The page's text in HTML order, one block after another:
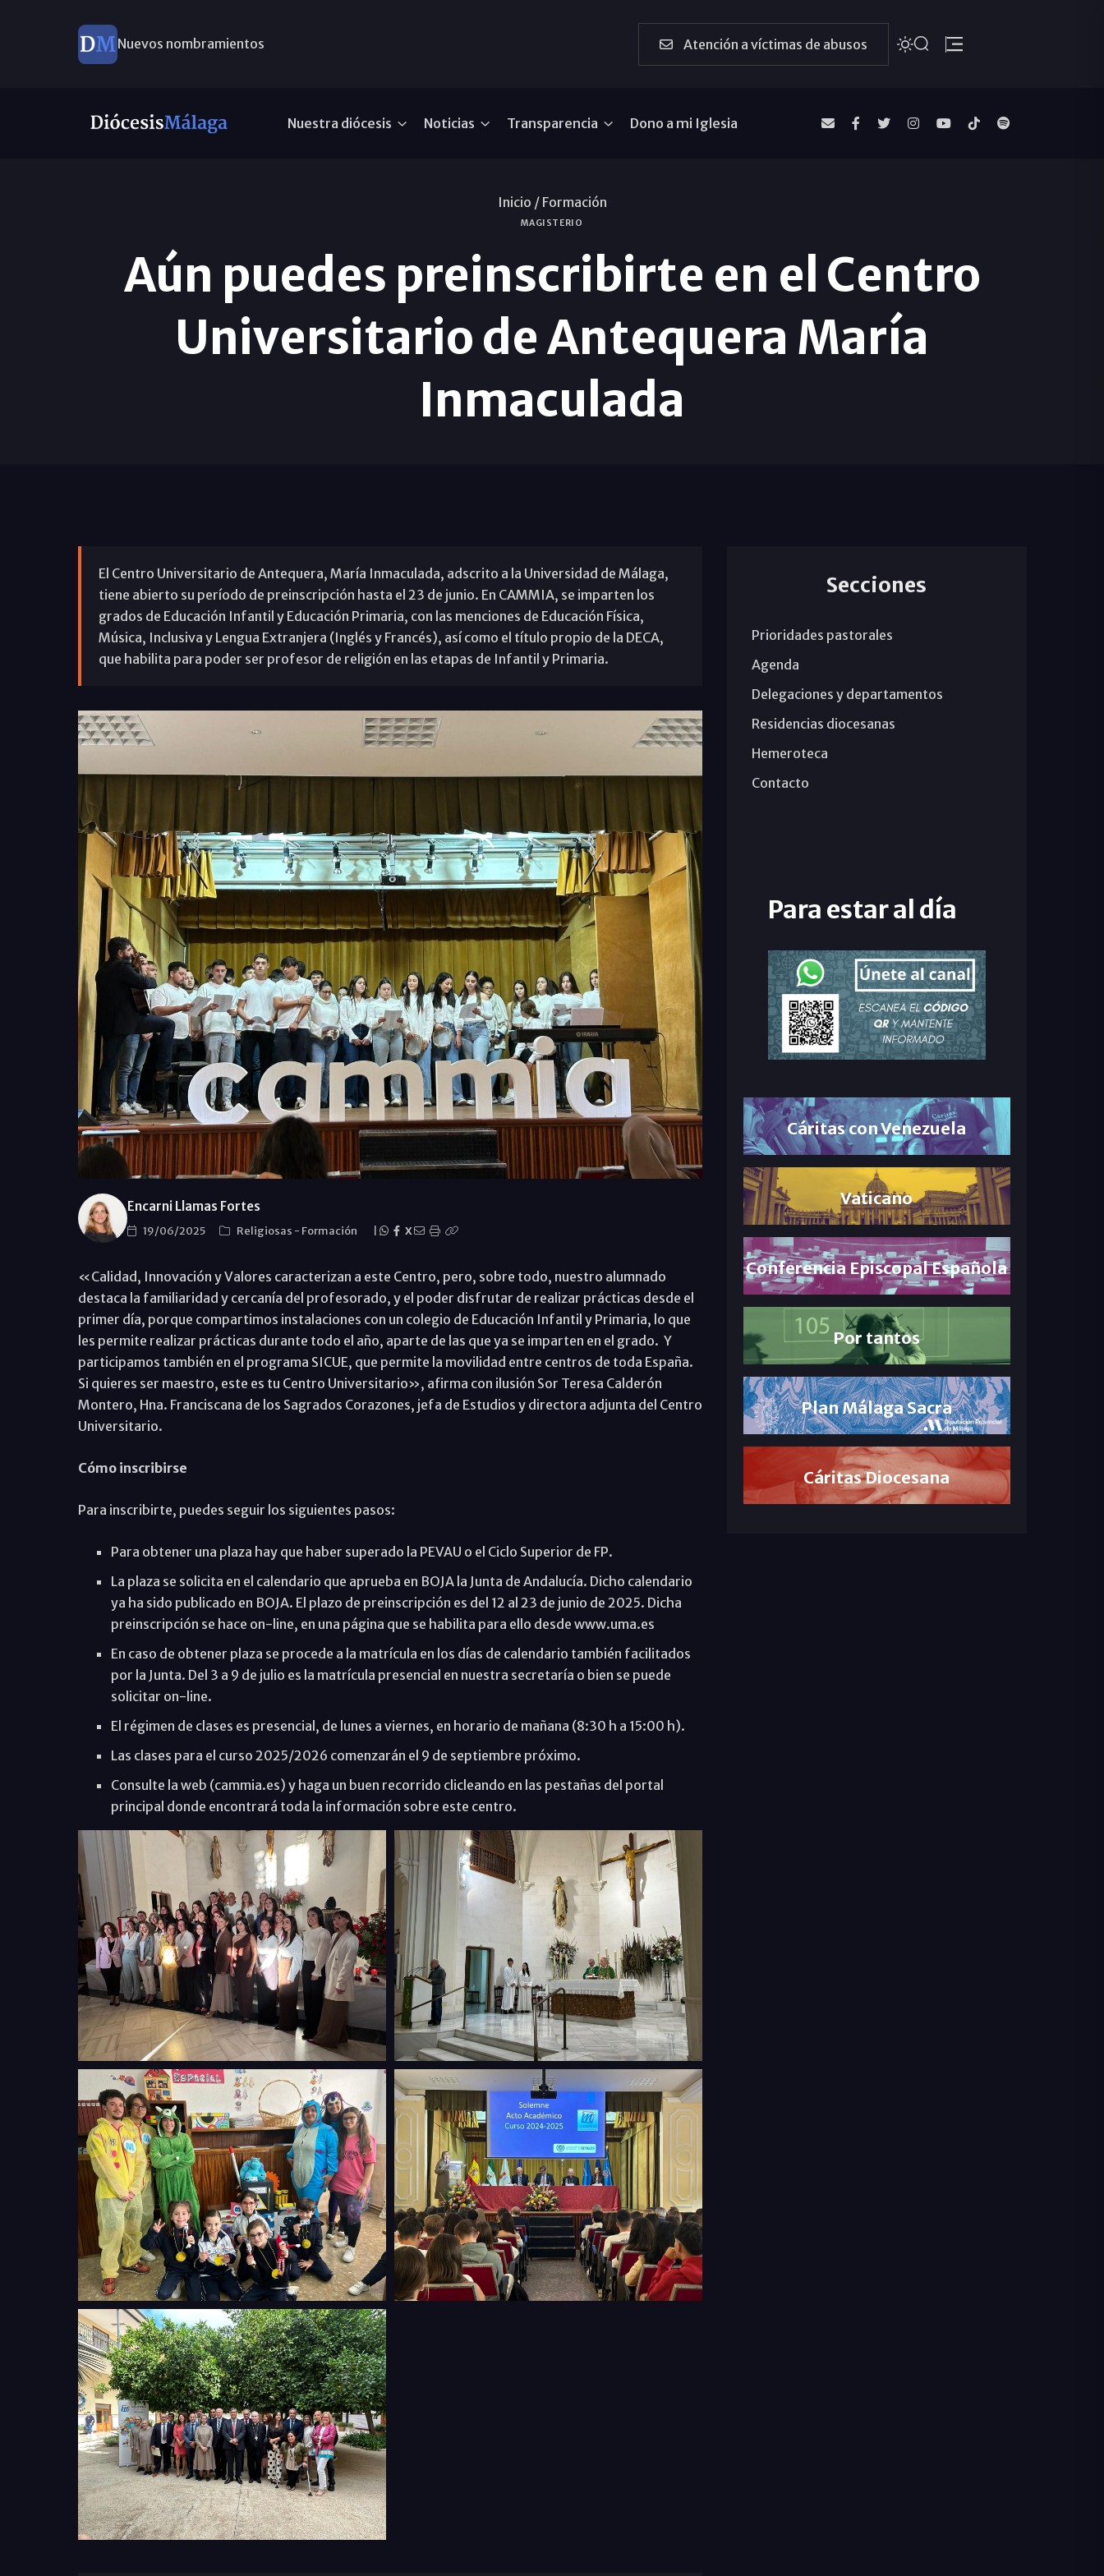
Nuevos nombramientos Atención a víctimas de abusos
Nuestra diócesis Noticias Transparencia Dono a mi Iglesia
Inicio / Formación
MAGISTERIO
Aún puedes preinscribirte en el Centro
Universitario de Antequera María
Inmaculada
El Centro Universitario de Antequera, María Inmaculada, adscrito a la Universidad de Málaga,
tiene abierto su período de preinscripción hasta el 23 de junio. En CAMMIA, se imparten los
grados de Educación Infantil y Educación Primaria, con las menciones de Educación Física,
Música, Inclusiva y Lengua Extranjera (Inglés y Francés), así como el título propio de la DECA,
que habilita para poder ser profesor de religión en las etapas de Infantil y Primaria.
Encarni Llamas Fortes
19/06/2025 Religiosas - Formación X
«Calidad, Innovación y Valores caracterizan a este Centro, pero, sobre todo, nuestro alumnado
destaca la familiaridad y cercanía del profesorado, y el poder disfrutar de realizar prácticas desde el
primer día, porque compartimos instalaciones con un colegio de Educación Infantil y Primaria, lo que
les permite realizar prácticas durante todo el año, aparte de las que ya se imparten en el grado. Y
participamos también en el programa SICUE, que permite la movilidad entre centros de toda España.
Si quieres ser maestro, este es tu Centro Universitario», afirma con ilusión Sor Teresa Calderón
Montero, Hna. Franciscana de los Sagrados Corazones, jefa de Estudios y directora adjunta del Centro
Universitario.
Cómo inscribirse
Para inscribirte, puedes seguir los siguientes pasos:
Para obtener una plaza hay que haber superado la PEVAU o el Ciclo Superior de FP.
La plaza se solicita en el calendario que aprueba en BOJA la Junta de Andalucía. Dicho calendario
ya ha sido publicado en BOJA. El plazo de preinscripción es del 12 al 23 de junio de 2025. Dicha
preinscripción se hace on-line, en una página que se habilita para ello desde www.uma.es
En caso de obtener plaza se procede a la matrícula en los días de calendario también facilitados
por la Junta. Del 3 a 9 de julio es la matrícula presencial en nuestra secretaría o bien se puede
solicitar on-line.
El régimen de clases es presencial, de lunes a viernes, en horario de mañana (8:30 h a 15:00 h).
Las clases para el curso 2025/2026 comenzarán el 9 de septiembre próximo.
Consulte la web (cammia.es) y haga un buen recorrido clicleando en las pestañas del portal
principal donde encontrará toda la información sobre este centro.
Secciones
Prioridades pastorales
Agenda
Delegaciones y departamentos
Residencias diocesanas
Hemeroteca
Contacto
Para estar al día
Cáritas con Venezuela
Vaticano
Conferencia Episcopal Española
Por tantos
Plan Málaga Sacra
Cáritas Diocesana